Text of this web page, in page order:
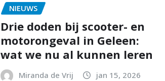
NIEUWS
Drie doden bij scooter- en
motorongeval in Geleen:
wat we nu al kunnen leren
Miranda de Vrij jan 15, 2026